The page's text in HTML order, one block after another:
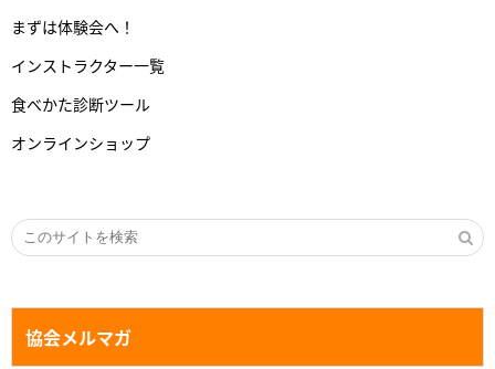
まずは体験会へ！
インストラクター一覧
食べかた診断ツール
オンラインショップ
協会メルマガ